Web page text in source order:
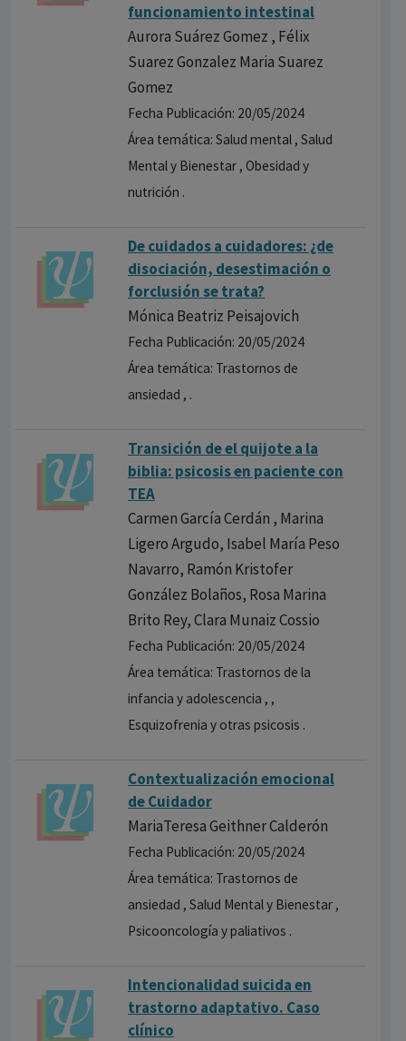
funcionamiento intestinal
Aurora Suárez Gomez , Félix
Suarez Gonzalez Maria Suarez
Gomez
Fecha Publicación: 20/05/2024
Área temática: Salud mental , Salud
Mental y Bienestar , Obesidad y
nutrición .
De cuidados a cuidadores: ¿de
disociación, desestimación o
forclusión se trata?
Mónica Beatriz Peisajovich
Fecha Publicación: 20/05/2024
Área temática: Trastornos de
ansiedad , .
Transición de el quijote a la
biblia: psicosis en paciente con
TEA
Carmen García Cerdán , Marina
Ligero Argudo, Isabel María Peso
Navarro, Ramón Kristofer
González Bolaños, Rosa Marina
Brito Rey, Clara Munaiz Cossio
Fecha Publicación: 20/05/2024
Área temática: Trastornos de la
infancia y adolescencia , ,
Esquizofrenia y otras psicosis .
Contextualización emocional
de Cuidador
MariaTeresa Geithner Calderón
Fecha Publicación: 20/05/2024
Área temática: Trastornos de
ansiedad , Salud Mental y Bienestar ,
Psicooncología y paliativos .
Intencionalidad suicida en
trastorno adaptativo. Caso
clínico